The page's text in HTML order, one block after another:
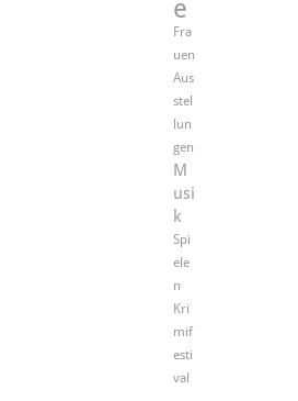
e
Fra
uen
Aus
stel
lun
gen
M
usi
k
Spi
ele
n
Kri
mif
esti
val